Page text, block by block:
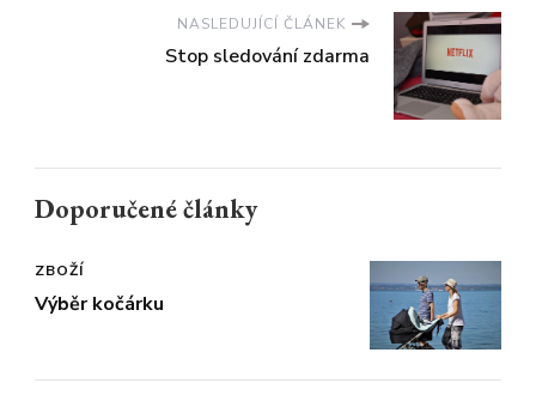
NASLEDUJÍCÍ ČLÁNEK
Stop sledování zdarma
Doporučené články
ZBOŽÍ
Výběr kočárku